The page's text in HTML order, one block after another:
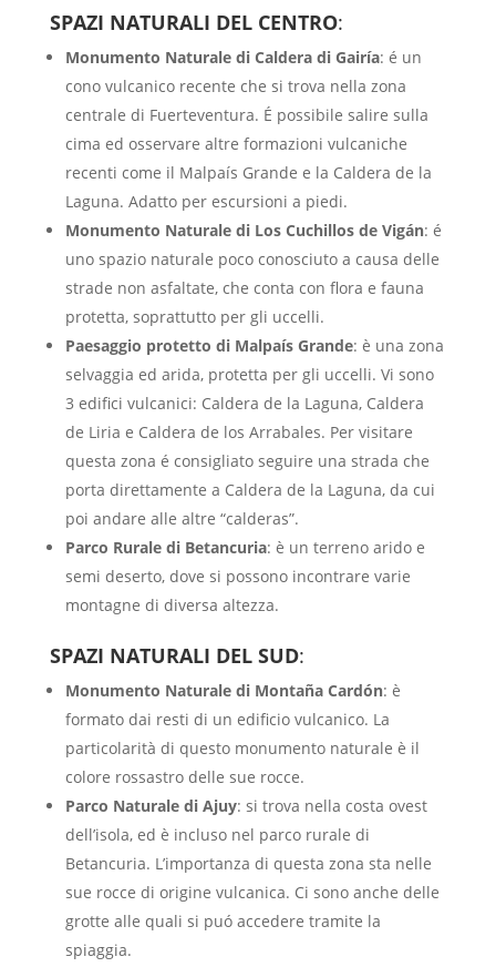
SPAZI NATURALI DEL CENTRO:
Monumento Naturale di Caldera di Gairía: é un
cono vulcanico recente che si trova nella zona
centrale di Fuerteventura. É possibile salire sulla
cima ed osservare altre formazioni vulcaniche
recenti come il Malpaís Grande e la Caldera de la
Laguna. Adatto per escursioni a piedi.
Monumento Naturale di Los Cuchillos de Vigán: é
uno spazio naturale poco conosciuto a causa delle
strade non asfaltate, che conta con flora e fauna
protetta, soprattutto per gli uccelli.
Paesaggio protetto di Malpaís Grande: è una zona
selvaggia ed arida, protetta per gli uccelli. Vi sono
3 edifici vulcanici: Caldera de la Laguna, Caldera
de Liria e Caldera de los Arrabales. Per visitare
questa zona é consigliato seguire una strada che
porta direttamente a Caldera de la Laguna, da cui
poi andare alle altre “calderas”.
Parco Rurale di Betancuria: è un terreno arido e
semi deserto, dove si possono incontrare varie
montagne di diversa altezza.
SPAZI NATURALI DEL SUD:
Monumento Naturale di Montaña Cardón: è
formato dai resti di un edificio vulcanico. La
particolarità di questo monumento naturale è il
colore rossastro delle sue rocce.
Parco Naturale di Ajuy: si trova nella costa ovest
dell’isola, ed è incluso nel parco rurale di
Betancuria. L’importanza di questa zona sta nelle
sue rocce di origine vulcanica. Ci sono anche delle
grotte alle quali si puó accedere tramite la
spiaggia.